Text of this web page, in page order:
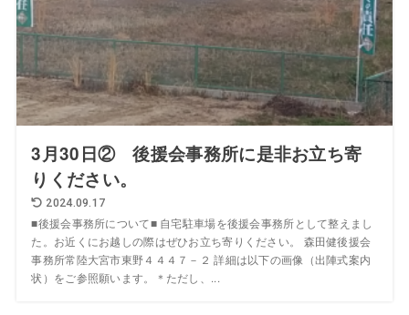
3月30日② 後援会事務所に是非お立ち寄
りください。
2024.09.17
■後援会事務所について■ 自宅駐車場を後援会事務所として整えまし
た。お近くにお越しの際はぜひお立ち寄りください。 森田健後援会
事務所常陸大宮市東野４４４７－２ 詳細は以下の画像（出陣式案内
状）をご参照願います。＊ただし、...